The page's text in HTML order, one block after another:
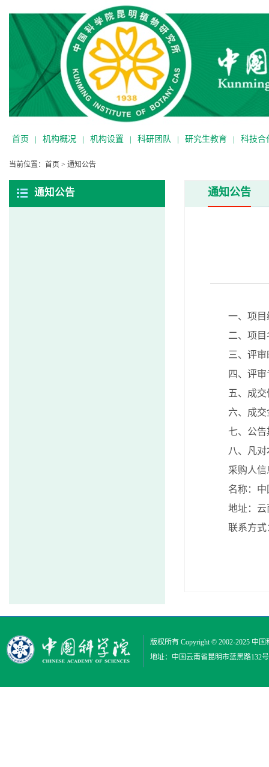
首页 | 机构概况 | 机构设置 | 科研团队 | 研究生教育 | 科技合
当前位置： 首页 > 通知公告
通知公告 通知公告
一、项
二、项
三、评审
四、评
五、成
六、成交
七、公告
八、凡
采购人信
名称：
地址
联系方式
版权所有 Copyright © 2002-2025 中国
地址：中国云南省昆明市蓝黑路